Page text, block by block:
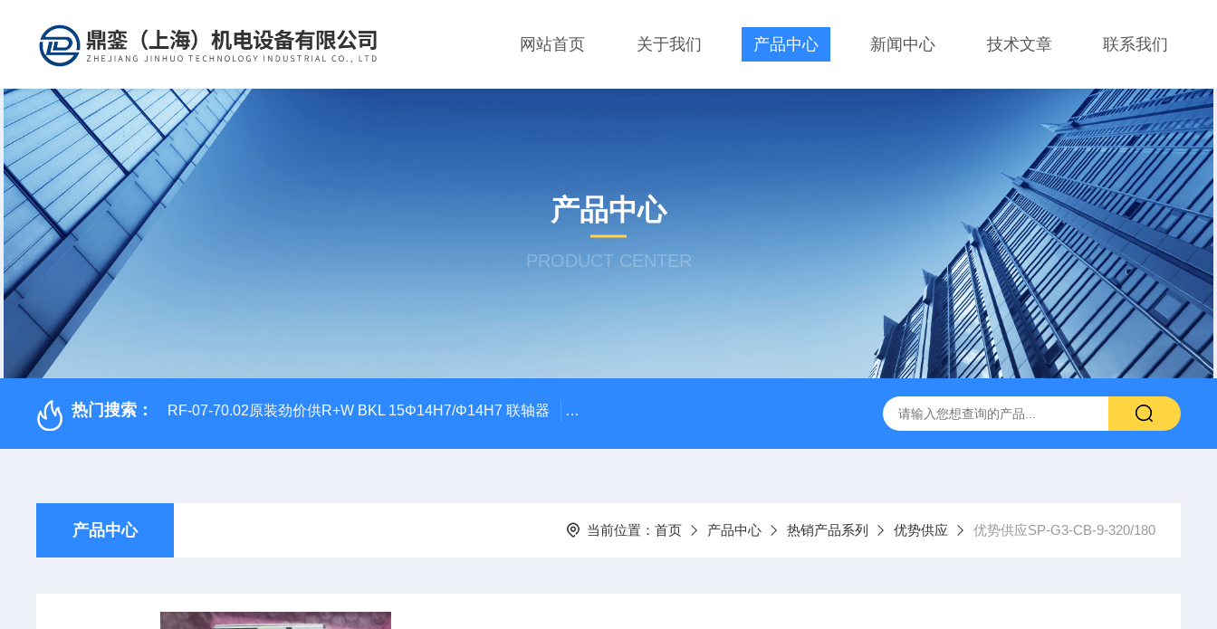
网站首页 关于我们 产品中心 新闻中心 技术文章 联系我们
产品中心
PRODUCT CENTER
热门搜索： RF-07-70.02原装劲价供R+W BKL 15Φ14H7/Φ14H7 联轴器 0184-45703-3-003原装劲价供Vogel TYP:MPS 1 ID:281875 A-NR:417291 原装供应美国Parker
产品中心 当前位置： 首页 产品中心 热销产品系列 优势供应 优势供应SP-G3-CB-9-320/180